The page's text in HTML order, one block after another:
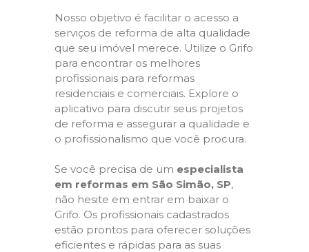
Nosso objetivo é facilitar o acesso a
serviços de reforma de alta qualidade
que seu imóvel merece. Utilize o Grifo
para encontrar os melhores
profissionais para reformas
residenciais e comerciais. Explore o
aplicativo para discutir seus projetos
de reforma e assegurar a qualidade e
o profissionalismo que você procura.
Se você precisa de um especialista
em reformas em São Simão, SP,
não hesite em entrar em baixar o
Grifo. Os profissionais cadastrados
estão prontos para oferecer soluções
eficientes e rápidas para as suas